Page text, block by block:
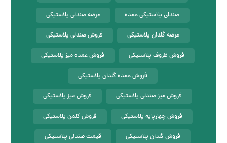
صندلی پلاستیکی عمده عرضه صندلی پلاستیکی
عرضه گلدان پلاستیکی فروش صندلی پلاستیکی
فروش ظروف پلاستیکی فروش عمده میز پلاستیکی
فروش عمده گلدان پلاستیکی
فروش میز صندلی پلاستیکی فروش میز پلاستیکی
فروش چهارپایه پلاستیکی فروش کلمن پلاستیکی
فروش گلدان پلاستیکی قیمت صندلی پلاستیکی